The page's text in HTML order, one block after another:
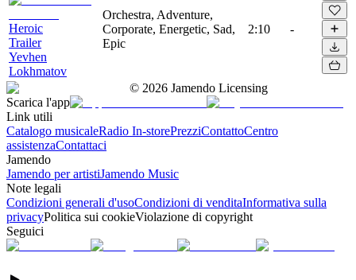
Heroic
Trailer
Yevhen
Lokhmatov
Orchestra, Adventure,
Corporate, Energetic, Sad,
Epic
2:10 -
© 2026 Jamendo Licensing
Scarica l'app
Link utili
Catalogo musicaleRadio In-storePrezziContattoCentro
assistenzaContattaci
Jamendo
Jamendo per artistiJamendo Music
Note legali
Condizioni generali d'usoCondizioni di venditaInformativa sulla
privacyPolitica sui cookieViolazione di copyright
Seguici